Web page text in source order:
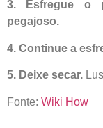
3. Esfregue o
pegajoso.
4. Continue a
5. Deixe secar.
Fonte: Wiki How